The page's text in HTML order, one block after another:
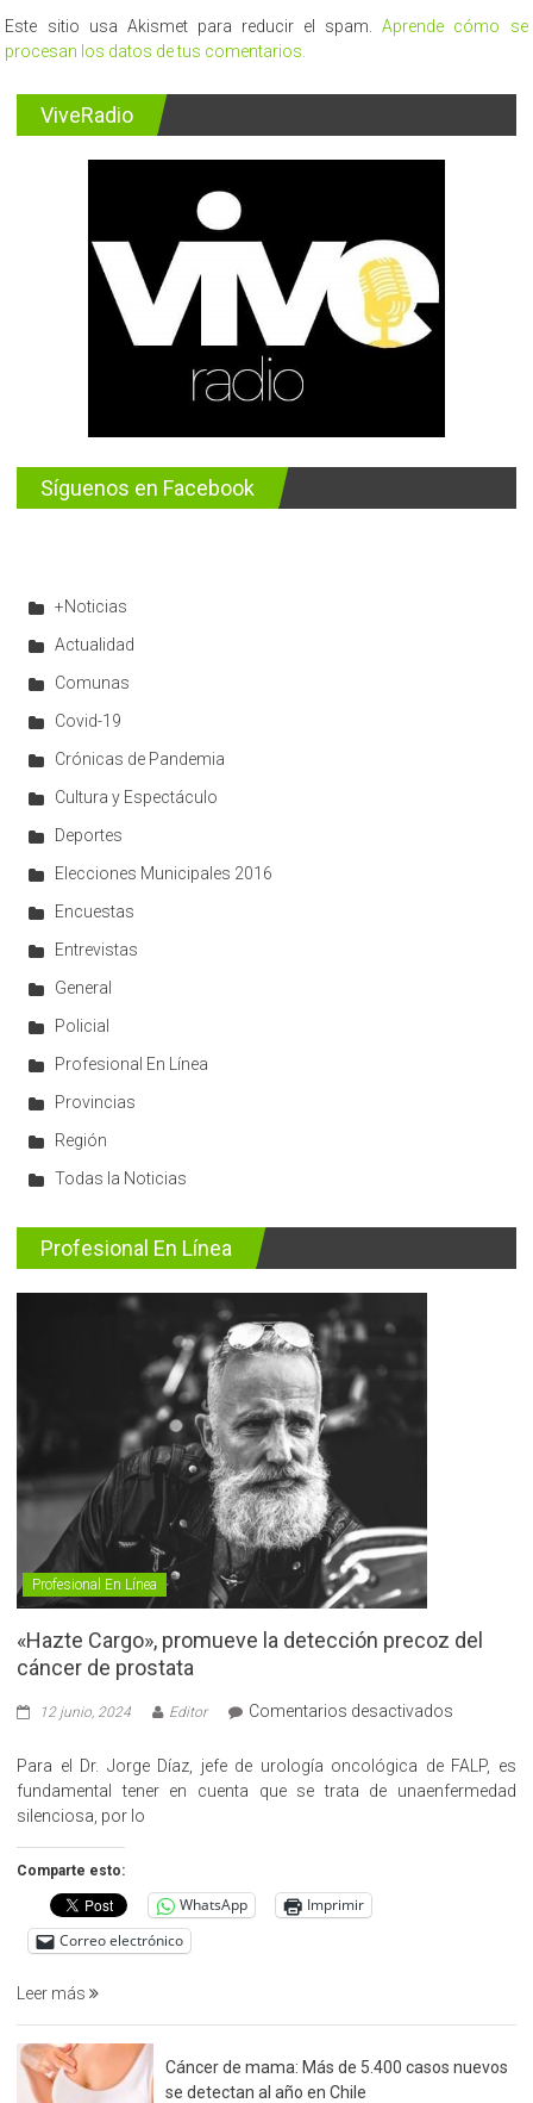
Este sitio usa Akismet para reducir el spam.Aprende cómo se
procesan los datos de tus comentarios.
ViveRadio
Síguenos en Facebook
+Noticias
Actualidad
Comunas
Covid-19
Crónicas de Pandemia
Cultura y Espectáculo
Deportes
Elecciones Municipales 2016
Encuestas
Entrevistas
General
Policial
Profesional En Línea
Provincias
Región
Todas la Noticias
Profesional En Línea
Profesional En Línea
«Hazte Cargo», promueve la detección precoz del
cáncer de prostata
12 junio, 2024 Editor Comentarios desactivados
Cargo»,
promueve
Para el Dr. Jorge Díaz, jefe de urología oncológica de FALP, es
fundamental tener en cuenta que se trata de unaenfermedad
silenciosa, por lo
Comparte esto:
WhatsApp
Imprimir
Correo electrónico
Leer más
Cáncer de mama: Más de 5.400 casos nuevos
se detectan al año en Chile